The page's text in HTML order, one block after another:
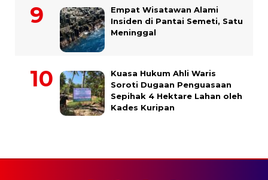
Empat Wisatawan Alami
Insiden di Pantai Semeti, Satu
Meninggal
Kuasa Hukum Ahli Waris
Soroti Dugaan Penguasaan
Sepihak 4 Hektare Lahan oleh
Kades Kuripan